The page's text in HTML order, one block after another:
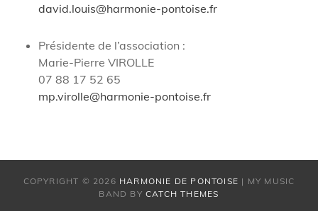
david.louis@harmonie-pontoise.fr
Présidente de l’association :
Marie-Pierre VIROLLE
07 88 17 52 65
mp.virolle@harmonie-pontoise.fr
COPYRIGHT © 2026 HARMONIE DE PONTOISE | MY MUSIC
BAND BYCATCH THEMES